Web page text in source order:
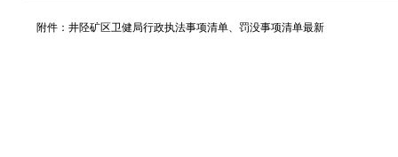
附件：井陉矿区卫健局行政执法事项清单、罚没事项清单最新